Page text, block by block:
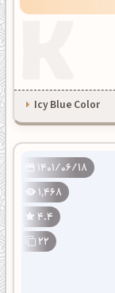
Icy Blue Color
1401/06/18
1,468
4.4
22